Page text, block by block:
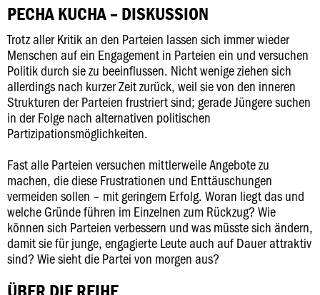
PECHA KUCHA – DISKUSSION
Trotz aller Kritik an den Parteien lassen sich immer wieder
Menschen auf ein Engagement in Parteien ein und versuchen
Politik durch sie zu beeinflussen. Nicht wenige ziehen sich
allerdings nach kurzer Zeit zurück, weil sie von den inneren
Strukturen der Parteien frustriert sind; gerade Jüngere suchen
in der Folge nach alternativen politischen
Partizipationsmöglichkeiten.
Fast alle Parteien versuchen mittlerweile Angebote zu
machen, die diese Frustrationen und Enttäuschungen
vermeiden sollen – mit geringem Erfolg. Woran liegt das und
welche Gründe führen im Einzelnen zum Rückzug? Wie
können sich Parteien verbessern und was müsste sich ändern,
damit sie für junge, engagierte Leute auch auf Dauer attraktiv
sind? Wie sieht die Partei von morgen aus?